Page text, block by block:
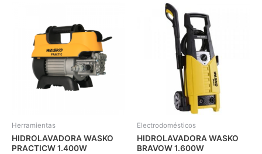
Herramientas
HIDROLAVADORA WASKO
PRACTICW 1.400W
Electrodomésticos
HIDROLAVADORA WASKO
BRAVOW 1.600W